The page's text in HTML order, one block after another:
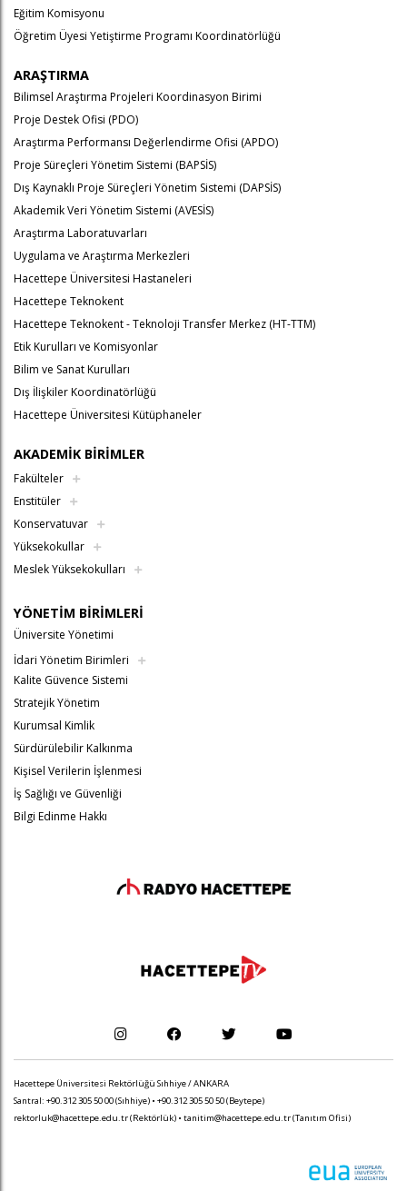
Eğitim Komisyonu
Öğretim Üyesi Yetiştirme Programı Koordinatörlüğü
ARAŞTIRMA
Bilimsel Araştırma Projeleri Koordinasyon Birimi
Proje Destek Ofisi (PDO)
Araştırma Performansı Değerlendirme Ofisi (APDO)
Proje Süreçleri Yönetim Sistemi (BAPSİS)
Dış Kaynaklı Proje Süreçleri Yönetim Sistemi (DAPSİS)
Akademik Veri Yönetim Sistemi (AVESİS)
Araştırma Laboratuvarları
Uygulama ve Araştırma Merkezleri
Hacettepe Üniversitesi Hastaneleri
Hacettepe Teknokent
Hacettepe Teknokent - Teknoloji Transfer Merkez (HT-TTM)
Etik Kurulları ve Komisyonlar
Bilim ve Sanat Kurulları
Dış İlişkiler Koordinatörlüğü
Hacettepe Üniversitesi Kütüphaneler
AKADEMİK BİRİMLER
Fakülteler
Enstitüler
Konservatuvar
Yüksekokullar
Meslek Yüksekokulları
YÖNETİM BİRİMLERİ
Üniversite Yönetimi
İdari Yönetim Birimleri
Kalite Güvence Sistemi
Stratejik Yönetim
Kurumsal Kimlik
Sürdürülebilir Kalkınma
Kişisel Verilerin İşlenmesi
İş Sağlığı ve Güvenliği
Bilgi Edinme Hakkı
Hacettepe Üniversitesi Rektörlüğü Sıhhiye / ANKARA
Santral: +90.312 305 50 00 (Sıhhiye) • +90.312 305 50 50 (Beytepe)
rektorluk@hacettepe.edu.tr(Rektörlük) • tanitim@hacettepe.edu.tr(Tanıtım Ofisi)